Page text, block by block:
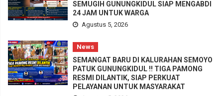
SEMUGIH GUNUNGKIDUL SIAP MENGABDI
24 JAM UNTUK WARGA
Agustus 5, 2026
News
SEMANGAT BARU DI KALURAHAN SEMOYO
PATUK GUNUNGKIDUL !! TIGA PAMONG
RESMI DILANTIK, SIAP PERKUAT
PELAYANAN UNTUK MASYARAKAT